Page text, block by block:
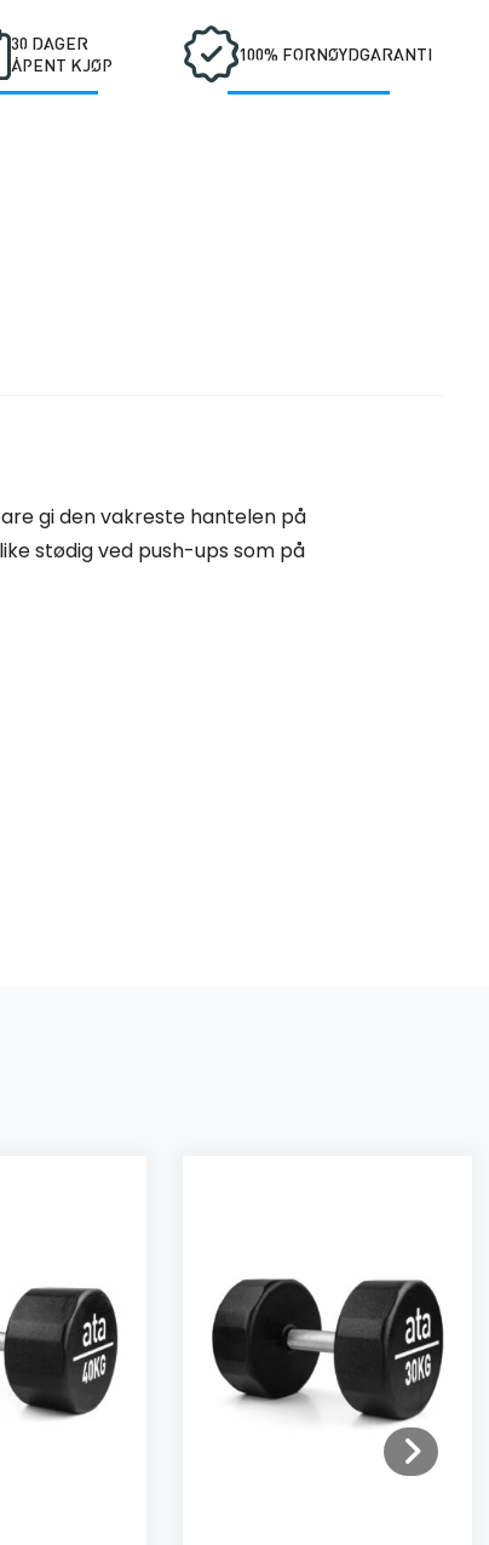
30 DAGER
ÅPENT KJØP
100% FORNØYDGARANTI
gi den vakreste hantelen på
stødig ved push-ups som på